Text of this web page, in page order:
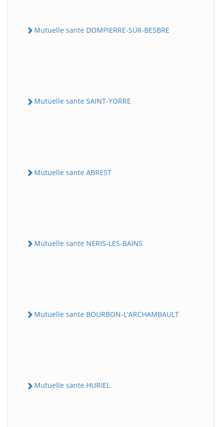
Mutuelle sante DOMPIERRE-SUR-BESBRE
Mutuelle sante SAINT-YORRE
Mutuelle sante ABREST
Mutuelle sante NERIS-LES-BAINS
Mutuelle sante BOURBON-L'ARCHAMBAULT
Mutuelle sante HURIEL